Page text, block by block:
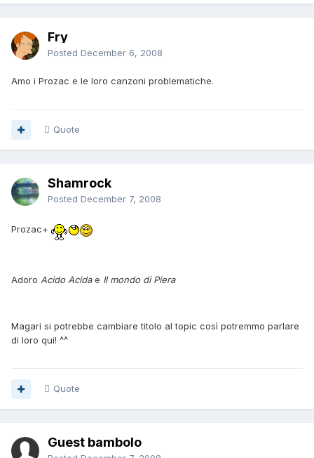
Fry
Posted December 6, 2008
Amo i Prozac e le loro canzoni problematiche.
Quote
Shamrock
Posted December 7, 2008
Prozac+
Adoro Acido Acidae Il mondo di Piera
Magari si potrebbe cambiare titolo al topic così potremmo parlare
di loro qui! ^^
Quote
Guest bambolo